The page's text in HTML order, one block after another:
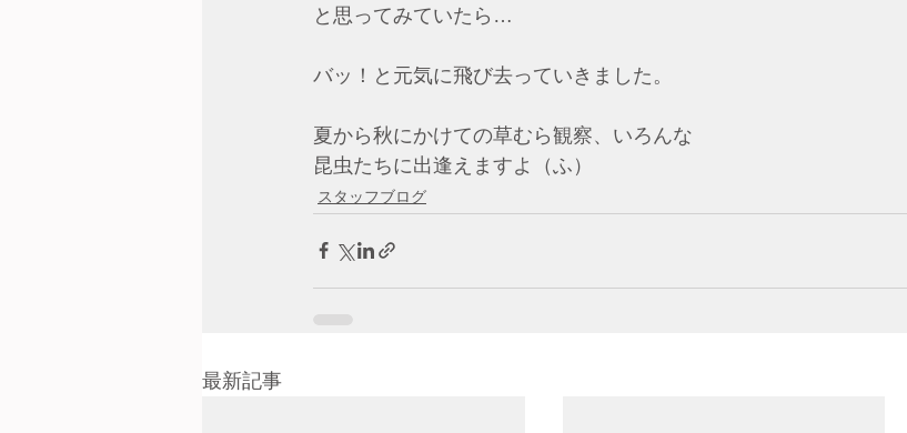
と思ってみていたら…
バッ！と元気に飛び去っていきました。
夏から秋にかけての草むら観察、いろんな
昆虫たちに出逢えますよ（ふ）
スタッフブログ
最新記事